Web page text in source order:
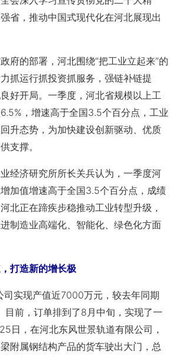
省，推动中国式现代化在河北展现出
的部署，河北围绕“把工业立起来”的
抓运行抓投资抓服务，强链补链提
好开局。一季度，河北省规模以上工
，增速高于全国3.5个百分点，工业
升态势，为加快建设创新驱动、优质
支撑。
济研究所所长关兵认为，一季度河
加值增速高于全国3.5个百分点，成绩
北正在蹄疾步稳推动工业转型升级，
制造业高端化、智能化、绿色化方面
造新的增长极
实现产值近7000万元，较去年同期
前，订单排到了8月中旬，实现了一
日，在河北东风世景轨道有限公司，
附属钢结构产品的货车驶出大门，总